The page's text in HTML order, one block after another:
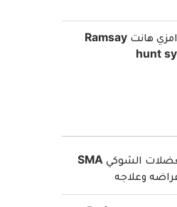
متلازمة رامزي هانت Ramsay
hunt
ضمور العضلات الشوكي SMA
وعلاجه